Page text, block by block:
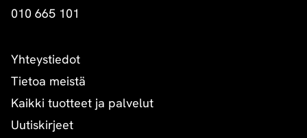
010 665 101
Yhteystiedot
Tietoa meistä
Kaikki tuotteet ja palvelut
Uutiskirjeet